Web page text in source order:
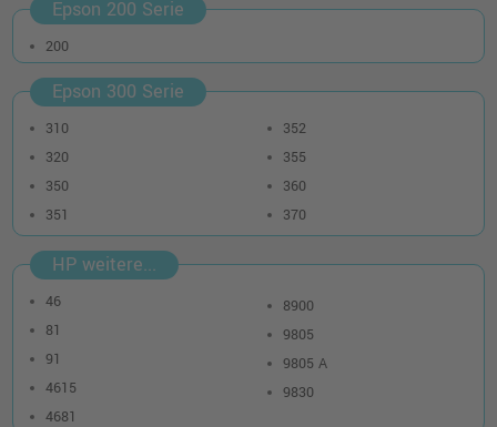
Epson 200 Serie
200
Epson 300 Serie
310
320
350
351
352
355
360
370
HP weitere...
46
81
91
4615
4681
8900
9805
9805 A
9830